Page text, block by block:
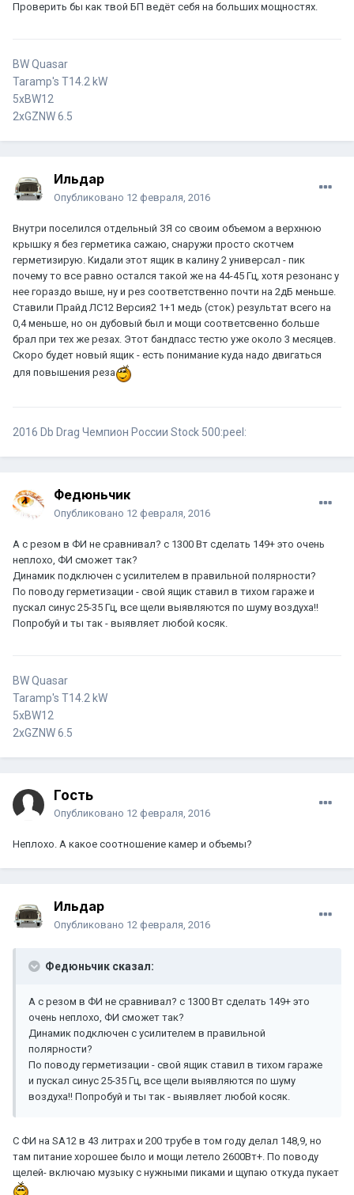
Проверить бы как твой БП ведёт себя на больших мощностях.
BW Quasar
Taramp's T14.2 kW
5xBW12
2xGZNW 6.5
Ильдар
Опубликовано 12 февраля, 2016
Внутри поселился отдельный ЗЯ со своим объемом а верхнюю
крышку я без герметика сажаю, снаружи просто скотчем
герметизирую. Кидали этот ящик в калину 2 универсал - пик
почему то все равно остался такой же на 44-45 Гц, хотя резонанс у
нее гораздо выше, ну и рез соответственно почти на 2дБ меньше.
Ставили Прайд ЛС12 Версия2 1+1 медь (сток) результат всего на
0,4 меньше, но он дубовый был и мощи соответсвенно больше
брал при тех же резах. Этот бандпасс тестю уже около 3 месяцев.
Скоро будет новый ящик - есть понимание куда надо двигаться
для повышения реза
2016 Db Drag Чемпион России Stock 500:peel:
Федюньчик
Опубликовано 12 февраля, 2016
А с резом в ФИ не сравнивал? с 1300 Вт сделать 149+ это очень
неплохо, ФИ сможет так?
Динамик подключен с усилителем в правильной полярности?
По поводу герметизации - свой ящик ставил в тихом гараже и
пускал синус 25-35 Гц, все щели выявляются по шуму воздуха!!
Попробуй и ты так - выявляет любой косяк.
BW Quasar
Taramp's T14.2 kW
5xBW12
2xGZNW 6.5
Гость
Опубликовано 12 февраля, 2016
Неплохо. А какое соотношение камер и объемы?
Ильдар
Опубликовано 12 февраля, 2016
Федюньчик сказал:
А с резом в ФИ не сравнивал? с 1300 Вт сделать 149+ это
очень неплохо, ФИ сможет так?
Динамик подключен с усилителем в правильной
полярности?
По поводу герметизации - свой ящик ставил в тихом гараже
и пускал синус 25-35 Гц, все щели выявляются по шуму
воздуха!! Попробуй и ты так - выявляет любой косяк.
С ФИ на SA12 в 43 литрах и 200 трубе в том году делал 148,9, но
там питание хорошее было и мощи летело 2600Вт+. По поводу
щелей- включаю музыку с нужными пиками и щупаю откуда пукает